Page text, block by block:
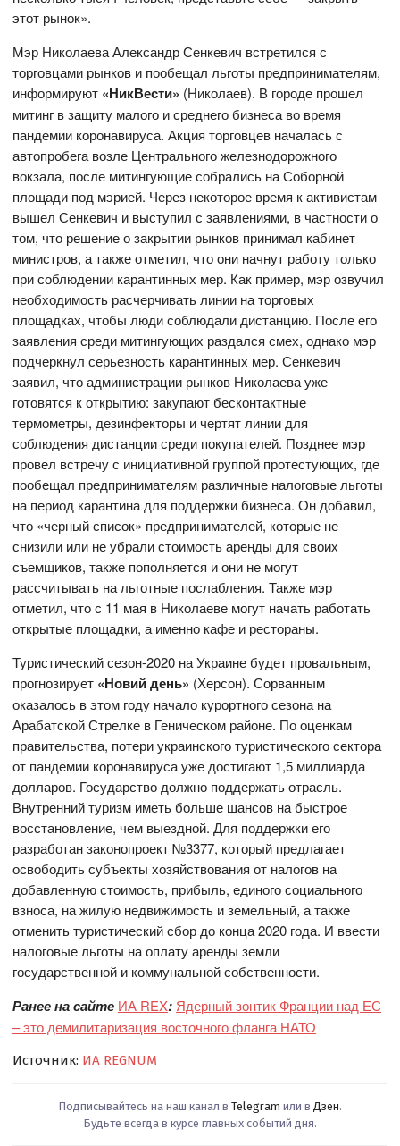
этот рынок».
Мэр Николаева Александр Сенкевич встретился с
торговцами рынков и пообещал льготы предпринимателям,
информируют «НикВести» (Николаев). В городе прошел
митинг в защиту малого и среднего бизнеса во время
пандемии коронавируса. Акция торговцев началась с
автопробега возле Центрального железнодорожного
вокзала, после митингующие собрались на Соборной
площади под мэрией. Через некоторое время к активистам
вышел Сенкевич и выступил с заявлениями, в частности о
том, что решение о закрытии рынков принимал кабинет
министров, а также отметил, что они начнут работу только
при соблюдении карантинных мер. Как пример, мэр озвучил
необходимость расчерчивать линии на торговых
площадках, чтобы люди соблюдали дистанцию. После его
заявления среди митингующих раздался смех, однако мэр
подчеркнул серьезность карантинных мер. Сенкевич
заявил, что администрации рынков Николаева уже
готовятся к открытию: закупают бесконтактные
термометры, дезинфекторы и чертят линии для
соблюдения дистанции среди покупателей. Позднее мэр
провел встречу с инициативной группой протестующих, где
пообещал предпринимателям различные налоговые льготы
на период карантина для поддержки бизнеса. Он добавил,
что «черный список» предпринимателей, которые не
снизили или не убрали стоимость аренды для своих
съемщиков, также пополняется и они не могут
рассчитывать на льготные послабления. Также мэр
отметил, что с 11 мая в Николаеве могут начать работать
открытые площадки, а именно кафе и рестораны.
Туристический сезон-2020 на Украине будет провальным,
прогнозирует «Новий день» (Херсон). Сорванным
оказалось в этом году начало курортного сезона на
Арабатской Стрелке в Геническом районе. По оценкам
правительства, потери украинского туристического сектора
от пандемии коронавируса уже достигают 1,5 миллиарда
долларов. Государство должно поддержать отрасль.
Внутренний туризм иметь больше шансов на быстрое
восстановление, чем выездной. Для поддержки его
разработан законопроект №3377, который предлагает
освободить субъекты хозяйствования от налогов на
добавленную стоимость, прибыль, единого социального
взноса, на жилую недвижимость и земельный, а также
отменить туристический сбор до конца 2020 года. И ввести
налоговые льготы на оплату аренды земли
государственной и коммунальной собственности.
Ранее на сайте ИА REX: Ядерный зонтик Франции над ЕС
– это демилитаризация восточного фланга НАТО
Источник: ИА REGNUM
Подписывайтесь на наш канал в Telegram или в Дзен.
Будьте всегда в курсе главных событий дня.